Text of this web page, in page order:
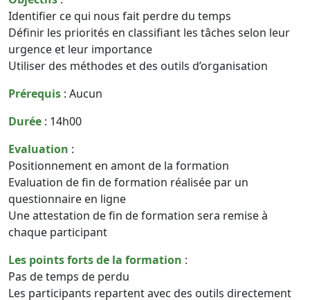
Identifier ce qui nous fait perdre du temps
Définir les priorités en classifiant les tâches selon leur
urgence et leur importance
Utiliser des méthodes et des outils d’organisation
Prérequis : Aucun
Durée : 14h00
Evaluation :
Positionnement en amont de la formation
Evaluation de fin de formation réalisée par un
questionnaire en ligne
Une attestation de fin de formation sera remise à
chaque participant
Les points forts de la formation :
Pas de temps de perdu
Les participants repartent avec des outils directement